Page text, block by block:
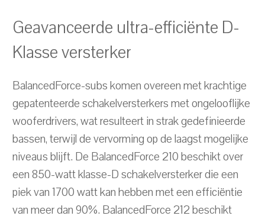
Geavanceerde ultra-efficiënte D-
Klasse versterker
BalancedForce-subs komen overeen met krachtige
gepatenteerde schakelversterkers met ongelooflijke
wooferdrivers, wat resulteert in strak gedefinieerde
bassen, terwijl de vervorming op de laagst mogelijke
niveaus blijft. De BalancedForce 210 beschikt over
een 850-watt klasse-D schakelversterker die een
piek van 1700 watt kan hebben met een efficiëntie
van meer dan 90%. BalancedForce 212 beschikt